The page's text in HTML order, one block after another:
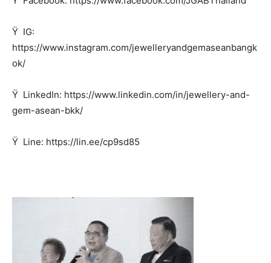
Ÿ IG:
https://www.instagram.com/jewelleryandgemaseanbangk
ok/
Ÿ LinkedIn: https://www.linkedin.com/in/jewellery-and-
gem-asean-bkk/
Ÿ Line: https://lin.ee/cp9sd85